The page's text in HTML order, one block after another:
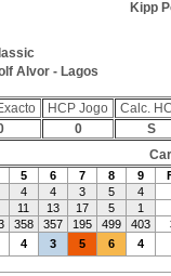
Kipp
Alvor - Lagos
HCP Jogo
Calc.
0
S
5 6 7 8 9
4 4 3 5
4
11 13 17 5
1
358 357 195 499 403
4 3 5 6 4